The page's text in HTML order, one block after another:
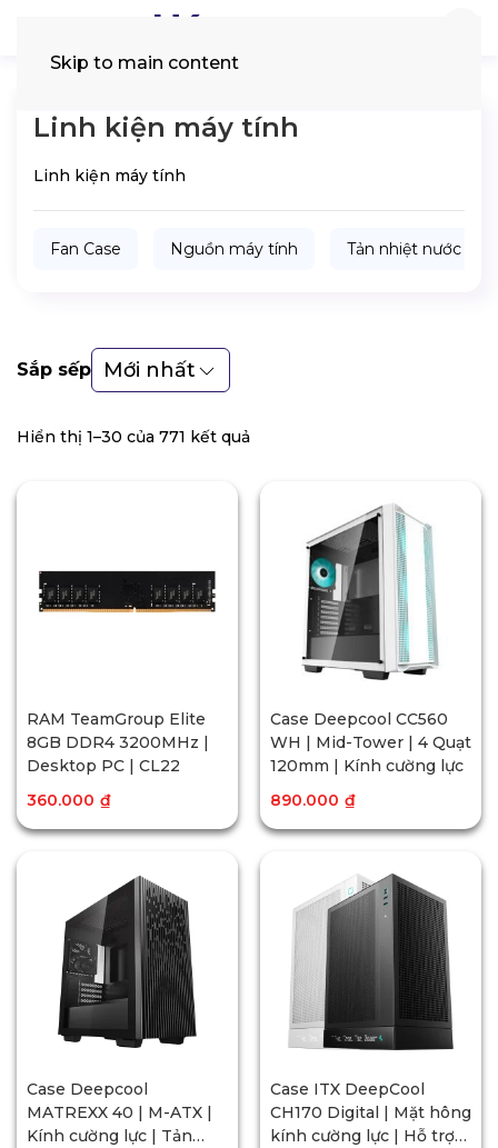
Skip to main content
Linh kiện máy tính
Linh kiện máy tính
Fan Case Nguồn máy tính Tản nhiệt nước
Sắp sếp Mới nhất
Hiển thị 1–30 của 771 kết quả
RAM TeamGroup Elite
8GB DDR4 3200MHz |
Desktop PC | CL22
360.000 ₫
Case Deepcool CC560
WH | Mid-Tower | 4 Quạt
120mm | Kính cường lực
890.000 ₫
Case Deepcool
MATREXX 40 | M-ATX |
Kính cường lực | Tản
Case ITX DeepCool
CH170 Digital | Mặt hông
kính cường lực | Hỗ trợ